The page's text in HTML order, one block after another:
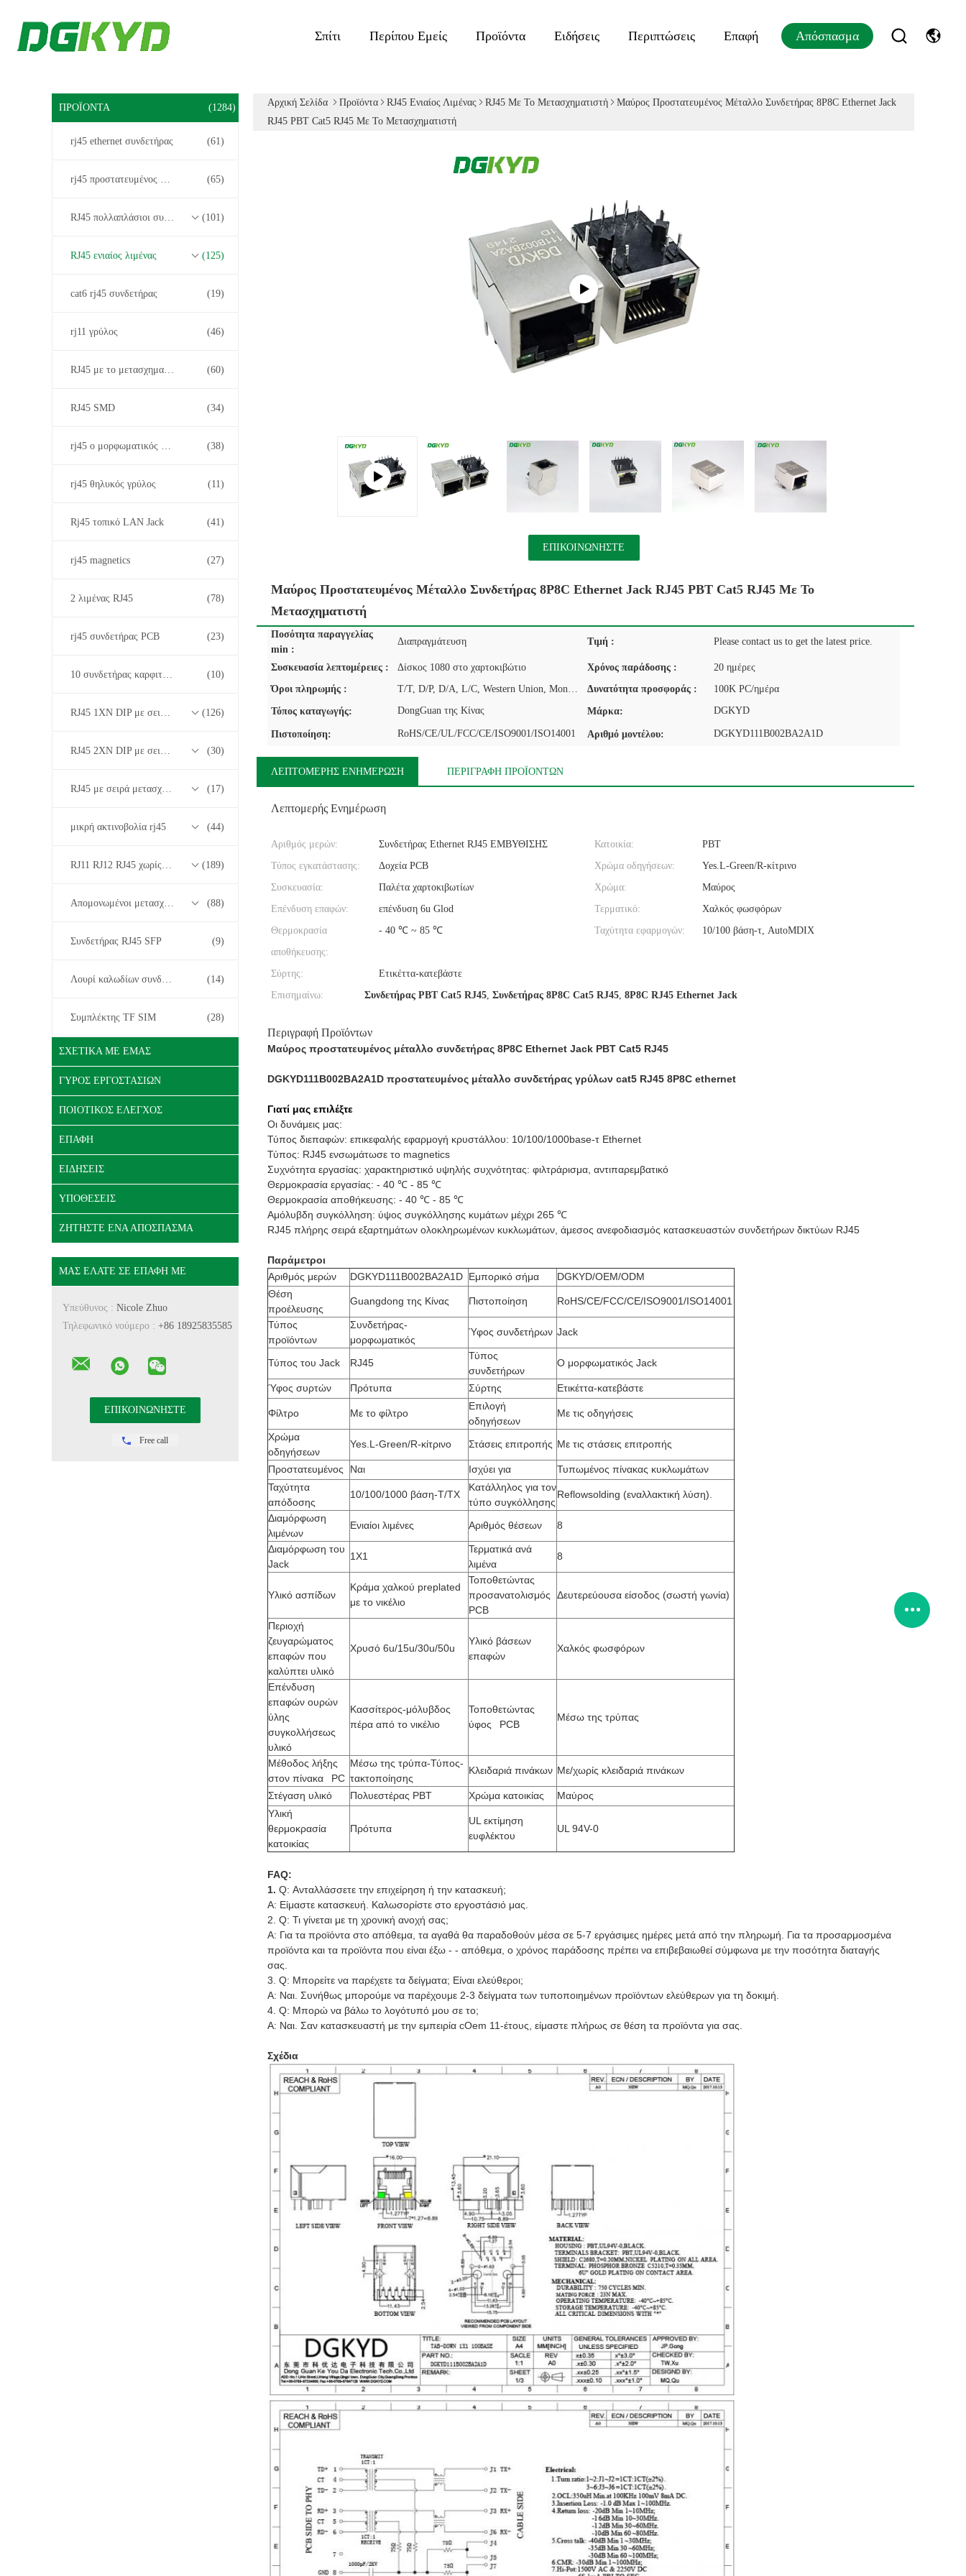
Σπίτι Περίπου Εμείς Προϊόντα Ειδήσεις Περιπτώσεις Επαφή Απόσπασμα
ΠΡΟΪΌΝΤΑ (1284)
rj45 ethernet συνδετήρας (61)
rj45 προστατευμένος συνδετήρας (65)
RJ45 πολλαπλάσιοι συνδετήρες λιμένων (101)
RJ45 ενιαίος λιμένας (125)
cat6 rj45 συνδετήρας (19)
rj11 γρύλος (46)
RJ45 με το μετασχηματιστή (60)
RJ45 SMD (34)
rj45 ο μορφωματικός Jack (38)
rj45 θηλυκός γρύλος (11)
Rj45 τοπικό LAN Jack (41)
rj45 magnetics (27)
2 λιμένας RJ45 (78)
rj45 συνδετήρας PCB (23)
10 συνδετήρας καρφιτσών RJ45 (10)
RJ45 1XN DIP με σειρά μετασχηματιστών βάσης-T 10/100/1000M (126)
RJ45 2XN DIP με σειρά μετασχηματιστών βάσης-T 10/100/1000M (30)
RJ45 με σειρά μετασχηματιστών 2.5G/5G/10G Base-T (17)
μικρή ακτινοβολία rj45 (44)
RJ11 RJ12 RJ45 χωρίς σειρά μετασχηματιστών (189)
Απομονωμένοι μετασχηματιστές (88)
Συνδετήρας RJ45 SFP (9)
Λουρί καλωδίων συνδετήρων (14)
Συμπλέκτης TF SIM (28)
ΣΧΕΤΙΚΆ ΜΕ ΕΜΆΣ
ΓΎΡΟΣ ΕΡΓΟΣΤΑΣΊΩΝ
ΠΟΙΟΤΙΚΌΣ ΈΛΕΓΧΟΣ
ΕΠΑΦΉ
ΕΙΔΉΣΕΙΣ
ΥΠΟΘΈΣΕΙΣ
ΖΗΤΉΣΤΕ ΈΝΑ ΑΠΌΣΠΑΣΜΑ
ΜΑΣ ΕΛΆΤΕ ΣΕ ΕΠΑΦΉ ΜΕ
Υπεύθυνος : Nicole Zhuo
Τηλεφωνικό νούμερο : +86 18925835585
Free call
Αρχική Σελίδα Προϊόντα RJ45 Ενιαίος Λιμένας RJ45 Με Το Μετασχηματιστή
Μαύρος Προστατευμένος Μέταλλο Συνδετήρας 8P8C Ethernet Jack
RJ45 PBT Cat5 RJ45 Με Το Μετασχηματιστή
ΕΠΙΚΟΙΝΩΝΉΣΤΕ
Μαύρος Προστατευμένος Μέταλλο Συνδετήρας 8P8C Ethernet Jack RJ45 PBT Cat5 RJ45 Με Το
Μετασχηματιστή
Ποσότητα παραγγελίας
min :
Διαπραγμάτευση Τιμή : Please contact us to get the latest price.
Συσκευασία λεπτομέρειες : Δίσκος 1080 στο χαρτοκιβώτιο Χρόνος παράδοσης :
20 ημέρες
Όροι πληρωμής :
T/T, D/P, D/A, L/C, Western Union, MoneyGram Δυνατότητα προσφοράς : 100K PC/ημέρα
Τόπος καταγωγής: DongGuan της Κίνας Μάρκα: DGKYD
Πιστοποίηση: RoHS/CE/UL/FCC/CE/ISO9001/ISO14001 Αριθμό μοντέλου: DGKYD111B002BA2A1D
ΛΕΠΤΟΜΕΡΉΣ ΕΝΗΜΈΡΩΣΗ ΠΕΡΙΓΡΑΦΉ ΠΡΟΪΌΝΤΩΝ
Λεπτομερής Ενημέρωση
Αριθμός μερών: Συνδετήρας Ethernet RJ45 ΕΜΒΥΘΙΣΗΣ Κατοικία:
PBT
Τύπος εγκατάστασης:
Δοχεία PCB Χρώμα οδηγήσεων:
Yes.L-Green/R-κίτρινο
Συσκευασία:
Παλέτα χαρτοκιβωτίων Χρώμα:
Μαύρος
Επένδυση επαφών:
επένδυση 6u Glod Τερματικό:
Χαλκός φωσφόρων
Θερμοκρασία
αποθήκευσης:
- 40 ℃ ~ 85 ℃ Ταχύτητα εφαρμογών: 10/100 βάση-τ, AutoMDIX
Σύρτης:
Ετικέττα-κατεβάστε
Επισημαίνω:
Συνδετήρας PBT Cat5 RJ45, Συνδετήρας 8P8C Cat5 RJ45, 8P8C RJ45 Ethernet Jack
Περιγραφή Προϊόντων
Μαύρος προστατευμένος μέταλλο συνδετήρας 8P8C Ethernet Jack PBT Cat5 RJ45
DGKYD111B002BA2A1D προστατευμένος μέταλλο συνδετήρας γρύλων cat5 RJ45 8P8C ethernet
Γιατί μας επιλέξτε
Οι δυνάμεις μας:
Τύπος διεπαφών: επικεφαλής εφαρμογή κρυστάλλου: 10/100/1000base-τ Ethernet
Τύπος: RJ45 ενσωμάτωσε το magnetics
Συχνότητα εργασίας: χαρακτηριστικό υψηλής συχνότητας: φιλτράρισμα, αντιπαρεμβατικό
Θερμοκρασία εργασίας: - 40 ℃ - 85 ℃
Θερμοκρασία αποθήκευσης: - 40 ℃ - 85 ℃
Αμόλυβδη συγκόλληση: ύψος συγκόλλησης κυμάτων μέχρι 265 ℃
RJ45 πλήρης σειρά εξαρτημάτων ολοκληρωμένων κυκλωμάτων, άμεσος ανεφοδιασμός κατασκευαστών συνδετήρων δικτύων RJ45
Παράμετροι
Αριθμός μερών
DGKYD111B002BA2A1D Εμπορικό σήμα
DGKYD/OEM/ODM
Θέση
προέλευσης
Guangdong της Κίνας Πιστοποίηση RoHS/CE/FCC/CE/ISO9001/ISO14001
Τύπος
προϊόντων
Συνδετήρας-
μορφωματικός
Ύφος συνδετήρων Jack
Τύπος του Jack RJ45
Τύπος
συνδετήρων
Ο μορφωματικός Jack
Ύφος συρτών Πρότυπα Σύρτης Ετικέττα-κατεβάστε
Φίλτρο Με το φίλτρο
Επιλογή
οδηγήσεων
Με τις οδηγήσεις
Χρώμα
οδηγήσεων
Yes.L-Green/R-κίτρινο Στάσεις επιτροπής Με τις στάσεις επιτροπής
Προστατευμένος Ναι Ισχύει για
Τυπωμένος πίνακας κυκλωμάτων
Ταχύτητα
απόδοσης
10/100/1000 βάση-T/TX
Κατάλληλος για τον
τύπο συγκόλλησης
Reflowsolding (εναλλακτική λύση).
Διαμόρφωση
λιμένων
Ενιαίοι λιμένες Αριθμός θέσεων 8
Διαμόρφωση του
Jack
1X1
Τερματικά ανά
λιμένα
8
Υλικό ασπίδων
Κράμα χαλκού preplated
με το νικέλιο
Τοποθετώντας
προσανατολισμός
PCB
Δευτερεύουσα είσοδος (σωστή γωνία)
Περιοχή
ζευγαρώματος
επαφών που
καλύπτει υλικό
Χρυσό 6u/15u/30u/50u
Υλικό βάσεων
επαφών
Χαλκός φωσφόρων
Επένδυση
επαφών ουρών
ύλης
συγκολλήσεως
υλικό
Κασσίτερος-μόλυβδος
πέρα από το νικέλιο
Τοποθετώντας
ύφος PCB
Μέσω της τρύπας
Μέθοδος λήξης
στον πίνακα PC
Μέσω της τρύπα-Τύπος-
τακτοποίησης
Κλειδαριά πινάκων Με/χωρίς κλειδαριά πινάκων
Στέγαση υλικό Πολυεστέρας PBT Χρώμα κατοικίας
Μαύρος
Υλική
θερμοκρασία
κατοικίας
Πρότυπα
UL εκτίμηση
ευφλέκτου
UL 94V-0
FAQ:
1. Q: Ανταλλάσσετε την επιχείρηση ή την κατασκευή;
Α: Είμαστε κατασκευή. Καλωσορίστε στο εργοστάσιό μας.
2. Q: Τι γίνεται με τη χρονική ανοχή σας;
Α: Για τα προϊόντα στο απόθεμα, τα αγαθά θα παραδοθούν μέσα σε 5-7 εργάσιμες ημέρες μετά από την πληρωμή. Για τα προσαρμοσμένα
προϊόντα και τα προϊόντα που είναι έξω - - απόθεμα, ο χρόνος παράδοσης πρέπει να επιβεβαιωθεί σύμφωνα με την ποσότητα διαταγής
σας.
3. Q: Μπορείτε να παρέχετε τα δείγματα; Είναι ελεύθεροι;
Α: Ναι. Συνήθως μπορούμε να παρέχουμε 2-3 δείγματα των τυποποιημένων προϊόντων ελεύθερων για τη δοκιμή.
4. Q: Μπορώ να βάλω το λογότυπό μου σε το;
Α: Ναι. Σαν κατασκευαστή με την εμπειρία cOem 11-έτους, είμαστε πλήρως σε θέση τα προϊόντα για σας.
Σχέδια